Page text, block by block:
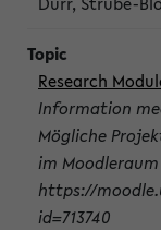
Research
Information
Mögliche
im
https://
id=713740